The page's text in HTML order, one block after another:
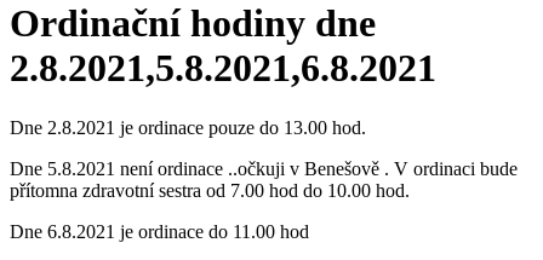
Ordinační hodiny dne
2.8.2021,5.8.2021,6.8.2021
Dne 2.8.2021 je ordinace pouze do 13.00 hod.
Dne 5.8.2021 není ordinace ..očkuji v Benešově . V ordinaci bude
přítomna zdravotní sestra od 7.00 hod do 10.00 hod.
Dne 6.8.2021 je ordinace do 11.00 hod